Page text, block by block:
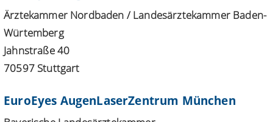
Ärztekammer Nordbaden / Landesärztekammer Baden-
Würtemberg
Jahnstraße 40
70597 Stuttgart
EuroEyes AugenLaserZentrum München